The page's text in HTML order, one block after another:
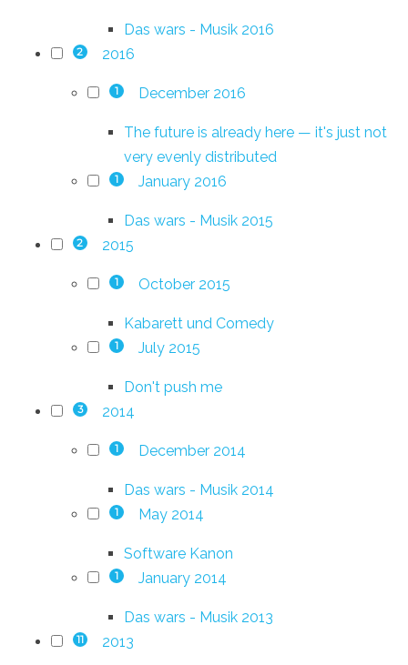
Das wars - Musik 2016
2 2016
1 December 2016
The future is already here — it's just not
very evenly distributed
1 January 2016
Das wars - Musik 2015
2 2015
1 October 2015
Kabarett und Comedy
1 July 2015
Don't push me
3 2014
1 December 2014
Das wars - Musik 2014
1 May 2014
Software Kanon
1 January 2014
Das wars - Musik 2013
11 2013